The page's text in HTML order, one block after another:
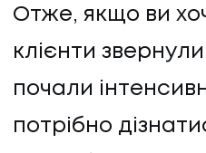
Отже, якщо ви
клієнти
почали
потрібно